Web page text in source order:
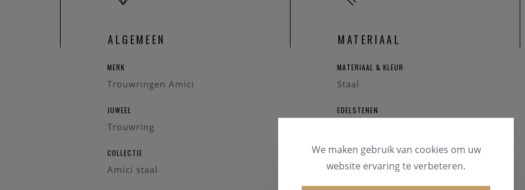
zoek je goed betaalbare hippe ringen? Of, wil je eindelijk, na zoveel jaar samenzijn,
ALGEMEEN
MERK
Trouwringen Amici
JUWEEL
Trouwring
COLLECTIE
Amici staal
MATERIAAL
MATERIAAL & KLEUR
Staal
EDELSTENEN
We maken gebruik van cookies om uw
website ervaring te verbeteren.